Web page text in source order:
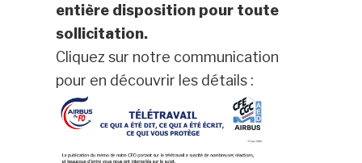
entière disposition pour toute
sollicitation.
Cliquez sur notre communication
pour en découvrir les détails :